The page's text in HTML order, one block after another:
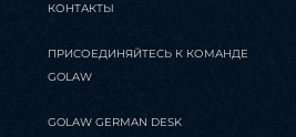
КОНТАКТЫ
ПРИСОЕДИНЯЙТЕСЬ К КОМАНДЕ
GOLAW
GOLAW GERMAN DESK